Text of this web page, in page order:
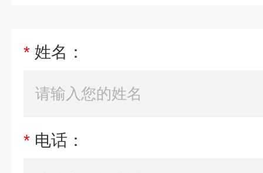
* 姓名：
* 电话：